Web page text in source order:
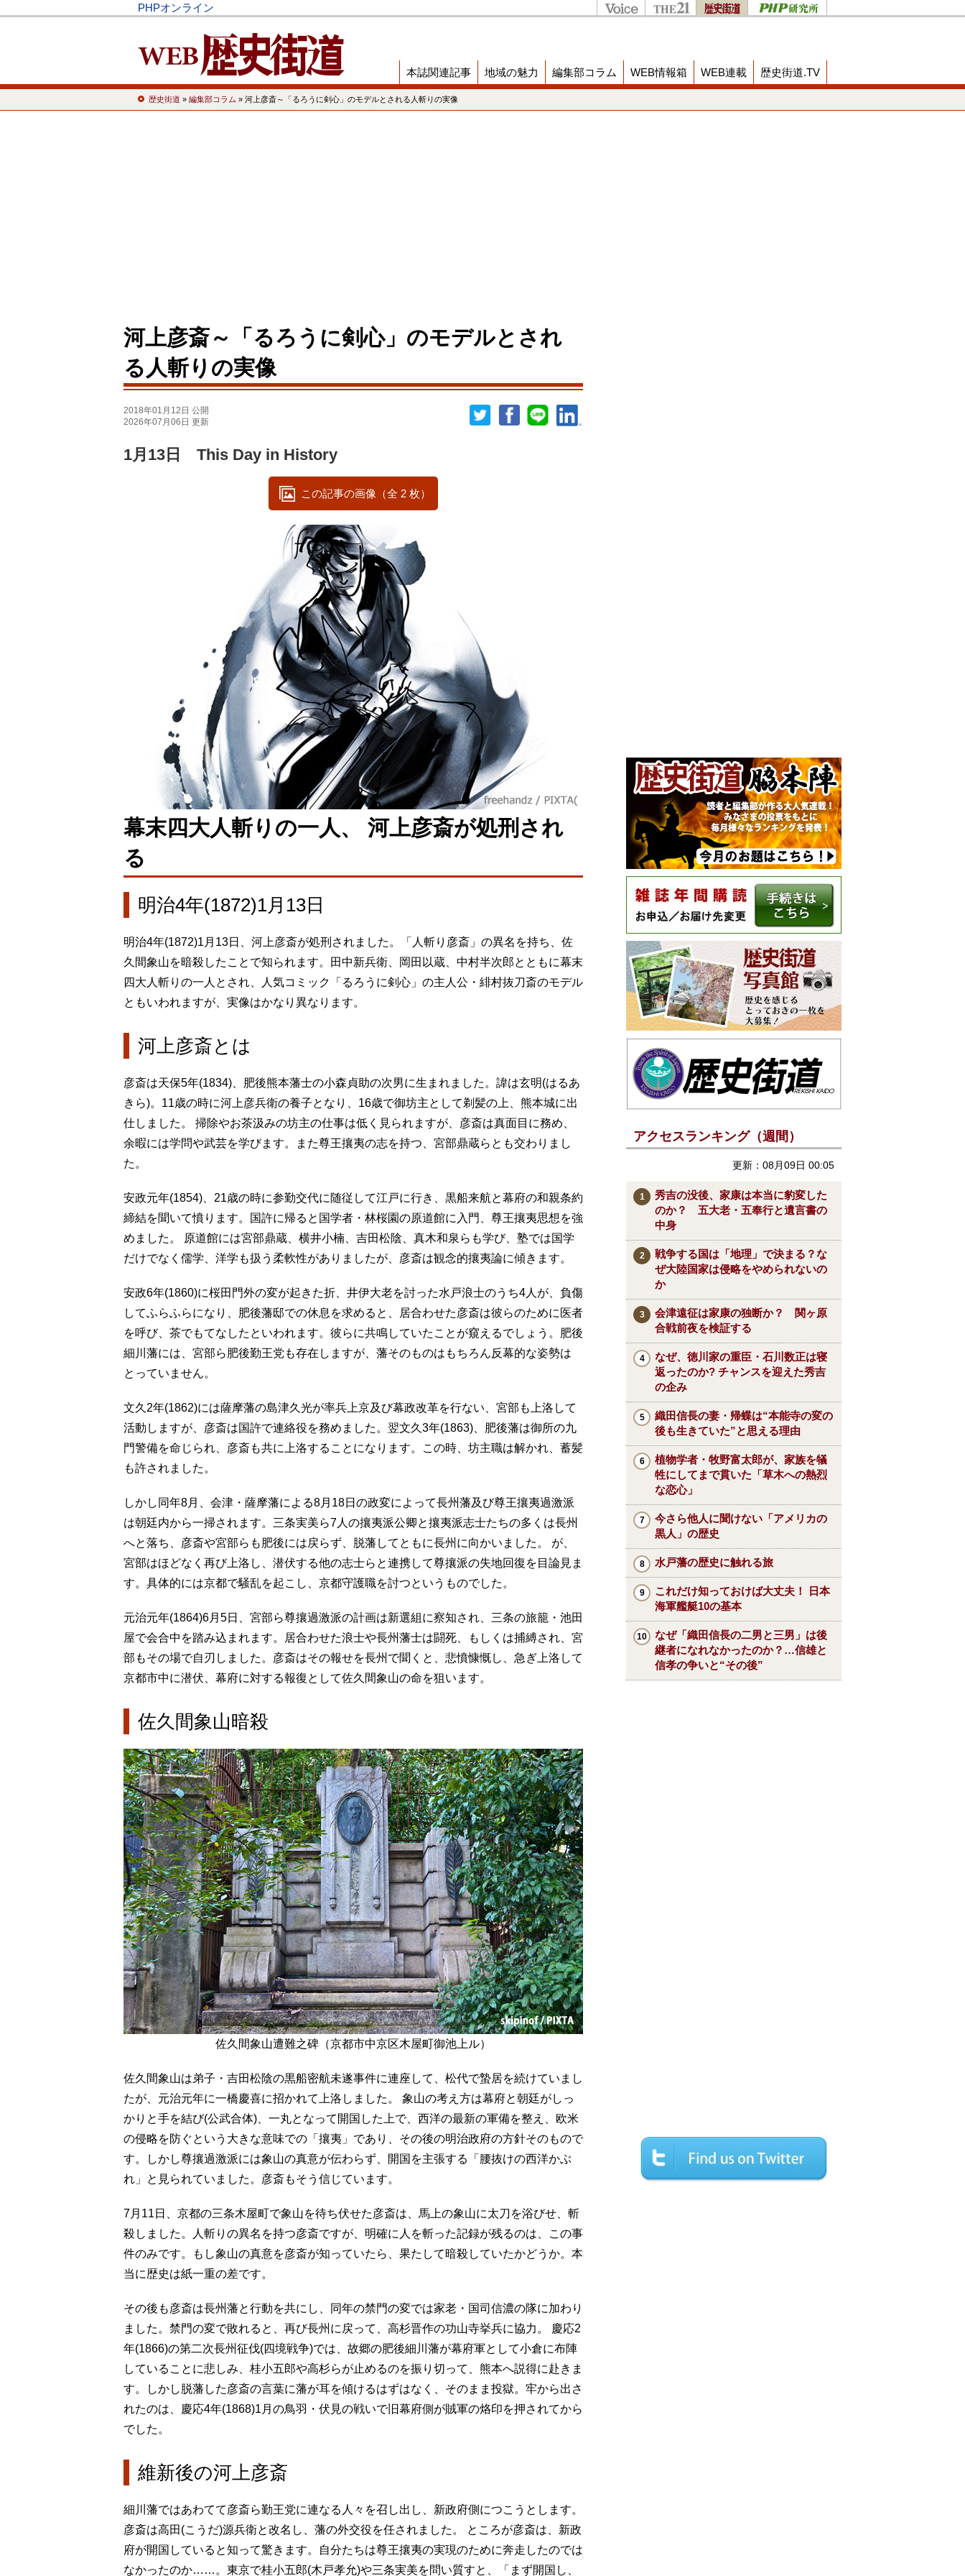
PHPオンライン
本誌関連記事 地域の魅力 編集部コラム WEB情報箱 WEB連載 歴史街道.TV
歴史街道 » 編集部コラム » 河上彦斎～「るろうに剣心」のモデルとされる人斬りの実像
河上彦斎～「るろうに剣心」のモデルとされ
る人斬りの実像
2018年01月12日 公開
2026年07月06日 更新
1月13日 This Day in History
この記事の画像（全 2 枚）
幕末四大人斬りの一人、 河上彦斎が処刑され
る
明治4年(1872)1月13日
明治4年(1872)1月13日、河上彦斎が処刑されました。「人斬り彦斎」の異名を持ち、佐
久間象山を暗殺したことで知られます。田中新兵衛、岡田以蔵、中村半次郎とともに幕末
四大人斬りの一人とされ、人気コミック「るろうに剣心」の主人公・緋村抜刀斎のモデル
ともいわれますが、実像はかなり異なります。
河上彦斎とは
彦斎は天保5年(1834)、肥後熊本藩士の小森貞助の次男に生まれました。諱は玄明(はるあ
きら)。11歳の時に河上彦兵衛の養子となり、16歳で御坊主として剃髪の上、熊本城に出
仕しました。 掃除やお茶汲みの坊主の仕事は低く見られますが、彦斎は真面目に務め、
余暇には学問や武芸を学びます。また尊王攘夷の志を持つ、宮部鼎蔵らとも交わりまし
た。
安政元年(1854)、21歳の時に参勤交代に随従して江戸に行き、黒船来航と幕府の和親条約
締結を聞いて憤ります。国許に帰ると国学者・林桜園の原道館に入門、尊王攘夷思想を強
めました。 原道館には宮部鼎蔵、横井小楠、吉田松陰、真木和泉らも学び、塾では国学
だけでなく儒学、洋学も扱う柔軟性がありましたが、彦斎は観念的攘夷論に傾きます。
安政6年(1860)に桜田門外の変が起きた折、井伊大老を討った水戸浪士のうち4人が、負傷
してふらふらになり、肥後藩邸での休息を求めると、居合わせた彦斎は彼らのために医者
を呼び、茶でもてなしたといわれます。彼らに共鳴していたことが窺えるでしょう。肥後
細川藩には、宮部ら肥後勤王党も存在しますが、藩そのものはもちろん反幕的な姿勢は
とっていません。
文久2年(1862)には薩摩藩の島津久光が率兵上京及び幕政改革を行ない、宮部も上洛して
活動しますが、彦斎は国許で連絡役を務めました。翌文久3年(1863)、肥後藩は御所の九
門警備を命じられ、彦斎も共に上洛することになります。この時、坊主職は解かれ、蓄髪
も許されました。
しかし同年8月、会津・薩摩藩による8月18日の政変によって長州藩及び尊王攘夷過激派
は朝廷内から一掃されます。三条実美ら7人の攘夷派公卿と攘夷派志士たちの多くは長州
へと落ち、彦斎や宮部らも肥後には戻らず、脱藩してともに長州に向かいました。 が、
宮部はほどなく再び上洛し、潜伏する他の志士らと連携して尊攘派の失地回復を目論見ま
す。具体的には京都で騒乱を起こし、京都守護職を討つというものでした。
元治元年(1864)6月5日、宮部ら尊攘過激派の計画は新選組に察知され、三条の旅籠・池田
屋で会合中を踏み込まれます。居合わせた浪士や長州藩士は闘死、もしくは捕縛され、宮
部もその場で自刃しました。彦斎はその報せを長州で聞くと、悲憤慷慨し、急ぎ上洛して
京都市中に潜伏、幕府に対する報復として佐久間象山の命を狙います。
佐久間象山暗殺
佐久間象山遭難之碑（京都市中京区木屋町御池上ル）
佐久間象山は弟子・吉田松陰の黒船密航未遂事件に連座して、松代で蟄居を続けていまし
たが、元治元年に一橋慶喜に招かれて上洛しました。 象山の考え方は幕府と朝廷がしっ
かりと手を結び(公武合体)、一丸となって開国した上で、西洋の最新の軍備を整え、欧米
の侵略を防ぐという大きな意味での「攘夷」であり、その後の明治政府の方針そのもので
す。しかし尊攘過激派には象山の真意が伝わらず、開国を主張する「腰抜けの西洋かぶ
れ」と見られていました。彦斎もそう信じています。
7月11日、京都の三条木屋町で象山を待ち伏せた彦斎は、馬上の象山に太刀を浴びせ、斬
殺しました。人斬りの異名を持つ彦斎ですが、明確に人を斬った記録が残るのは、この事
件のみです。もし象山の真意を彦斎が知っていたら、果たして暗殺していたかどうか。本
当に歴史は紙一重の差です。
その後も彦斎は長州藩と行動を共にし、同年の禁門の変では家老・国司信濃の隊に加わり
ました。禁門の変で敗れると、再び長州に戻って、高杉晋作の功山寺挙兵に協力。 慶応2
年(1866)の第二次長州征伐(四境戦争)では、故郷の肥後細川藩が幕府軍として小倉に布陣
していることに悲しみ、桂小五郎や高杉らが止めるのを振り切って、熊本へ説得に赴きま
す。しかし脱藩した彦斎の言葉に藩が耳を傾けるはずはなく、そのまま投獄。牢から出さ
れたのは、慶応4年(1868)1月の鳥羽・伏見の戦いで旧幕府側が賊軍の烙印を押されてから
でした。
維新後の河上彦斎
細川藩ではあわてて彦斎ら勤王党に連なる人々を召し出し、新政府側につこうとします。
彦斎は高田(こうだ)源兵衛と改名し、藩の外交役を任されました。 ところが彦斎は、新政
府が開国していると知って驚きます。自分たちは尊王攘夷の実現のために奔走したのでは
なかったのか……。東京で桂小五郎(木戸孝允)や三条実美を問い質すと、「まず開国し、
アクセスランキング（週間）
更新：08月09日 00:05
秀吉の没後、家康は本当に豹変した
のか？ 五大老・五奉行と遺言書の
中身
戦争する国は「地理」で決まる？な
ぜ大陸国家は侵略をやめられないの
か
会津遠征は家康の独断か？ 関ヶ原
合戦前夜を検証する
なぜ、徳川家の重臣・石川数正は寝
返ったのか? チャンスを迎えた秀吉
の企み
織田信長の妻・帰蝶は“本能寺の変の
後も生きていた”と思える理由
植物学者・牧野富太郎が、家族を犠
牲にしてまで貫いた「草木への熱烈
な恋心」
今さら他人に聞けない「アメリカの
黒人」の歴史
水戸藩の歴史に触れる旅
これだけ知っておけば大丈夫！ 日本
海軍艦艇10の基本
なぜ「織田信長の二男と三男」は後
継者になれなかったのか？…信雄と
信孝の争いと“その後”